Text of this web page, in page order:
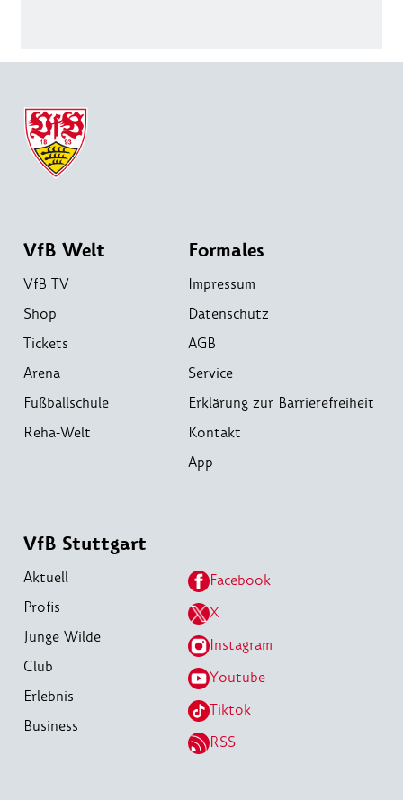
VfB Welt
VfB TV
Shop
Tickets
Arena
Fußballschule
Reha-Welt
Formales
Impressum
Datenschutz
AGB
Service
Erklärung zur Barrierefreiheit
Kontakt
App
VfB Stuttgart
Aktuell
Profis
Junge Wilde
Club
Erlebnis
Business
Facebook
X
Instagram
Youtube
Tiktok
RSS